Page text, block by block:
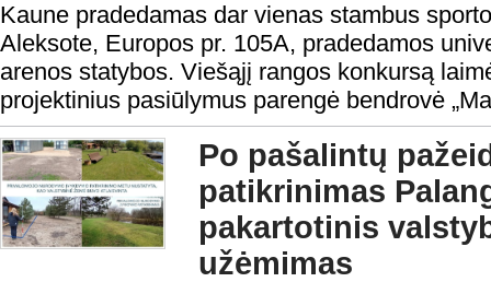
Kaune pradedamas dar vienas stambus
Aleksote, Europos pr. 105A, pradedamos
arenos statybos. Viešąjį rangos konkursą
projektinius pasiūlymus parengė bendrovė
Po pašalintų
patikrinimas
pakartotinis
užėmimas